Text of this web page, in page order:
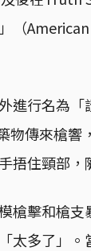
（
進行名為
物傳來槍
捂住頸部，
槍擊和槍
太多了」